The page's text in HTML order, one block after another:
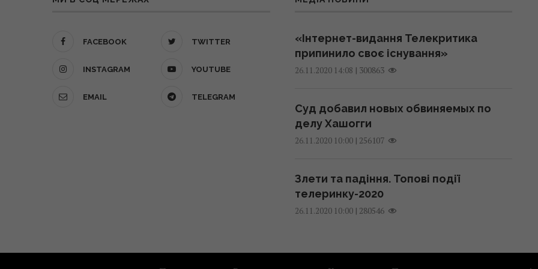
FACEBOOK TWITTER
INSTAGRAM YOUTUBE
EMAIL TELEGRAM
«Інтернет-видання Телекритика
припинило своє існування»
26.11.2020 14:08 | 300863
Суд добавил новых обвиняемых по
делу Хашогги
26.11.2020 10:00| 256107
Злети та падіння. Топові події
телеринку-2020
26.11.2020 10:00| 280546